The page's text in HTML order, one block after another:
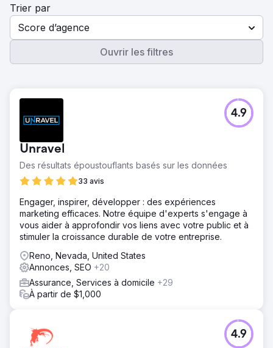
Trier par
Score d’agence
Ouvrir les filtres
Unravel
Des résultats époustouflants basés sur les données
33 avis
4.9
Engager, inspirer, développer : des expériences
marketing efficaces. Notre équipe d'experts s'engage à
vous aider à approfondir vos liens avec votre public et à
stimuler la croissance durable de votre entreprise.
Reno, Nevada, United States
Annonces, SEO +20
Assurance, Services à domicile +29
À partir de $1,000
4.9